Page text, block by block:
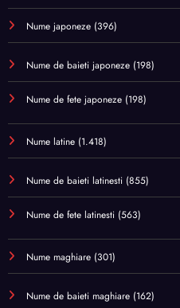
Nume japoneze (396)
Nume de baieti japoneze (198)
Nume de fete japoneze (198)
Nume latine (1.418)
Nume de baieti latinesti (855)
Nume de fete latinesti (563)
Nume maghiare (301)
Nume de baieti maghiare (162)